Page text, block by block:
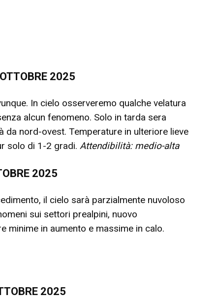
2025
In cielo osserveremo qualche velatura
alcun fenomeno. Solo in tarda sera
da nord-ovest. Temperature in ulteriore lieve
solo di 1-2 gradi. Attendibilità: medio-alta
2025
il cielo sarà parzialmente nuvoloso
sui settori prealpini, nuovo
minime in aumento e massime in calo.
2025